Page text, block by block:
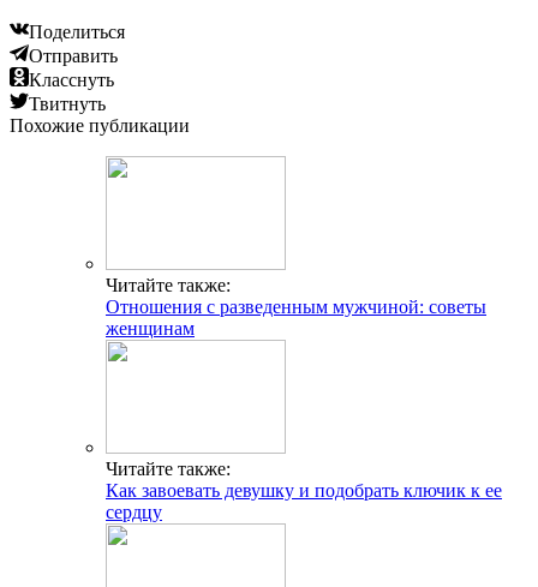
Поделиться
Отправить
Класснуть
Твитнуть
Похожие публикации
Читайте также:
Отношения с разведенным мужчиной: советы
женщинам
Читайте также:
Как завоевать девушку и подобрать ключик к ее
сердцу